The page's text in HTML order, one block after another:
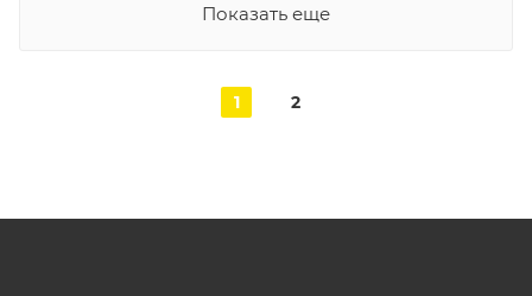
Показать еще
1 2